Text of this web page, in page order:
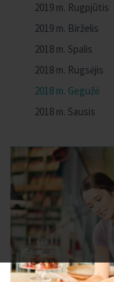
2019 m. Rugpjūtis
2019 m. Birželis
2018 m. Spalis
2018 m. Rugsėjis
2018 m. Gegužė
2018 m. Sausis